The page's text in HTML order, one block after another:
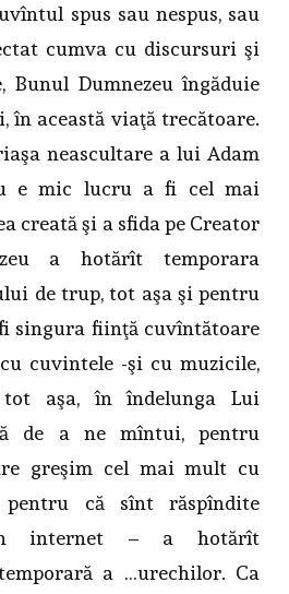
spus sau nespus, sau
cumva cu discursuri şi
Bunul Dumnezeu îngăduie
în această viaţă trecătoare.
neascultare a lui Adam
e mic lucru a fi cel mai
creată şi a sfida pe Creator
a hotărît temporara
de trup, tot aşa şi pentru
singura fiinţă cuvîntătoare
cuvintele -şi cu muzicile,
tot aşa, în îndelunga Lui
de a ne mîntui, pentru
greşim cel mai mult cu
că sînt răspîndite
internet – a hotărît
a …urechilor. Ca